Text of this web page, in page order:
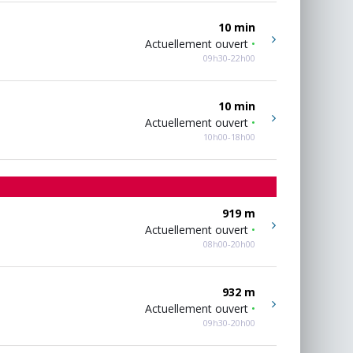
10 min
Actuellement ouvert •
09h30-22h00
10 min
Actuellement ouvert •
10h00-18h00
919 m
Actuellement ouvert •
08h00-20h00
932 m
Actuellement ouvert •
09h30-20h00